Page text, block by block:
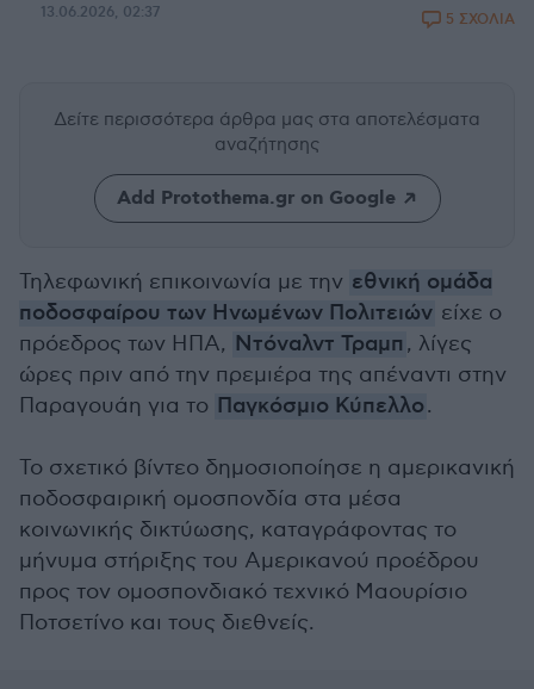
13.06.2026, 02:37 5 ΣΧΟΛΙΑ
Δείτε περισσότερα άρθρα μας στα αποτελέσματα
αναζήτησης
Add Protothema.gr on Google
Τηλεφωνική επικοινωνία με την εθνική ομάδα
ποδοσφαίρου των Ηνωμένων Πολιτειών είχε ο
πρόεδρος των ΗΠΑ, Ντόναλντ Τραμπ , λίγες
ώρες πριν από την πρεμιέρα της απέναντι στην
Παραγουάη για το Παγκόσμιο Κύπελλο.
Το σχετικό βίντεο δημοσιοποίησε η αμερικανική
ποδοσφαιρική ομοσπονδία στα μέσα
κοινωνικής δικτύωσης, καταγράφοντας το
μήνυμα στήριξης του Αμερικανού προέδρου
προς τον ομοσπονδιακό τεχνικό Μαουρίσιο
Ποτσετίνο και τους διεθνείς.